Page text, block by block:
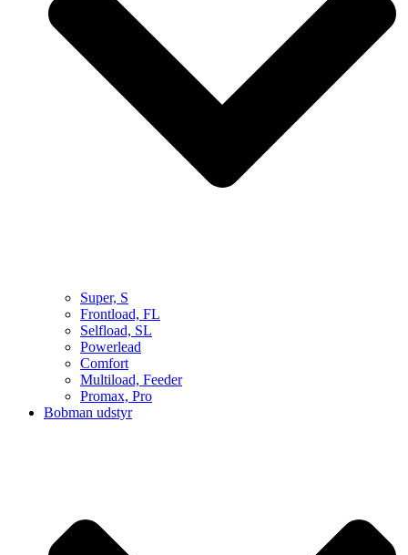
Super, S
Frontload, FL
Selfload, SL
Powerlead
Comfort
Multiload, Feeder
Promax, Pro
Bobman udstyr